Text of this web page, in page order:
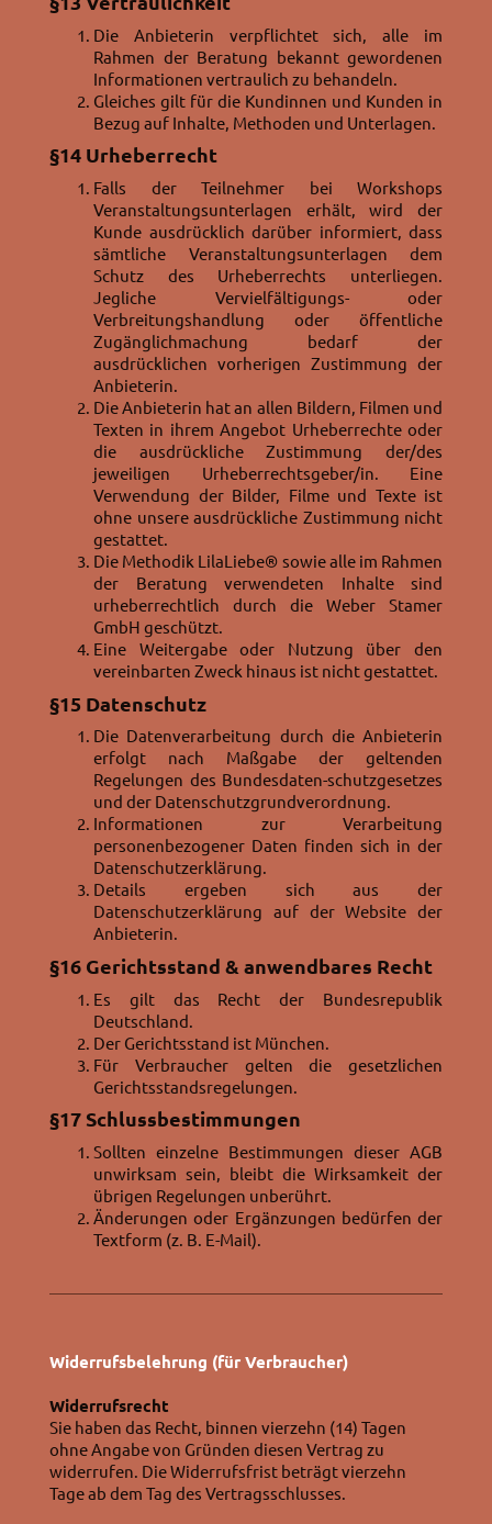
Die Anbieterin verpflichtet sich, alle im
Rahmen der Beratung bekannt gewordenen
Informationen vertraulich zu behandeln.
Gleiches gilt für die Kundinnen und Kunden in
Bezug auf Inhalte, Methoden und Unterlagen.
§14 Urheberrecht
Falls der Teilnehmer bei Workshops
Veranstaltungsunterlagen erhält, wird der
Kunde ausdrücklich darüber informiert, dass
sämtliche Veranstaltungsunterlagen dem
Schutz des Urheberrechts unterliegen.
Jegliche Vervielfältigungs- oder
Verbreitungshandlung oder öffentliche
Zugänglichmachung bedarf der
ausdrücklichen vorherigen Zustimmung der
Anbieterin.
Die Anbieterin hat an allen Bildern, Filmen und
Texten in ihrem Angebot Urheberrechte oder
die ausdrückliche Zustimmung der/des
jeweiligen Urheberrechtsgeber/in. Eine
Verwendung der Bilder, Filme und Texte ist
ohne unsere ausdrückliche Zustimmung nicht
gestattet.
Die Methodik LilaLiebe® sowie alle im Rahmen
der Beratung verwendeten Inhalte sind
urheberrechtlich durch die Weber Stamer
GmbH geschützt.
Eine Weitergabe oder Nutzung über den
vereinbarten Zweck hinaus ist nicht gestattet.
§15 Datenschutz
Die Datenverarbeitung durch die Anbieterin
erfolgt nach Maßgabe der geltenden
Regelungen des Bundesdaten-schutzgesetzes
und der Datenschutzgrundverordnung.
Informationen zur Verarbeitung
personenbezogener Daten finden sich in der
Datenschutzerklärung.
Details ergeben sich aus der
Datenschutzerklärung auf der Website der
Anbieterin.
§16 Gerichtsstand & anwendbares Recht
Es gilt das Recht der Bundesrepublik
Deutschland.
Der Gerichtsstand ist München.
Für Verbraucher gelten die gesetzlichen
Gerichtsstandsregelungen.
§17 Schlussbestimmungen
Sollten einzelne Bestimmungen dieser AGB
unwirksam sein, bleibt die Wirksamkeit der
übrigen Regelungen unberührt.
Änderungen oder Ergänzungen bedürfen der
Textform (z. B. E-Mail).
Widerrufsbelehrung (für Verbraucher)
Widerrufsrecht
Sie haben das Recht, binnen vierzehn (14) Tagen
ohne Angabe von Gründen diesen Vertrag zu
widerrufen. Die Widerrufsfrist beträgt vierzehn
Tage ab dem Tag des Vertragsschlusses.